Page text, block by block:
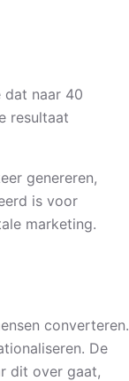
dat naar 40
resultaat
genereren,
is voor
marketing.
converteren.
De
dit over gaat,